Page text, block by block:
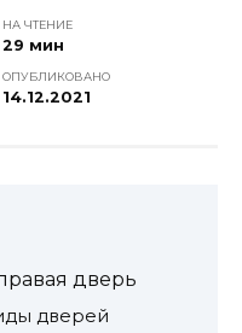
НА ЧТЕНИЕ
29 мин
ОПУБЛИКОВАНО
14.12.2021
дверь
дверей